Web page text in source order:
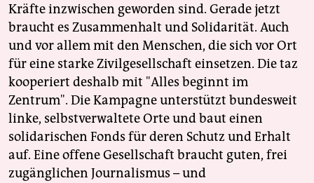
Kräfte inzwischen geworden sind. Gerade jetzt
braucht es Zusammenhalt und Solidarität. Auch
und vor allem mit den Menschen, die sich vor Ort
für eine starke Zivilgesellschaft einsetzen. Die taz
kooperiert deshalb mit "Alles beginnt im
Zentrum". Die Kampagne unterstützt bundesweit
linke, selbstverwaltete Orte und baut einen
solidarischen Fonds für deren Schutz und Erhalt
auf. Eine offene Gesellschaft braucht guten, frei
zugänglichen Journalismus – und